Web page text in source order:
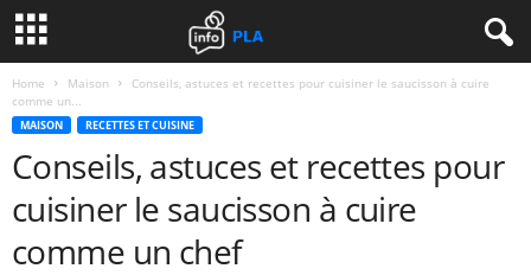
Home Maison
Conseils, astuces et recettes pour cuisiner le saucisson à cuire
comme un...
MAISON RECETTES ET CUISINE
Conseils, astuces et recettes pour
cuisiner le saucisson à cuire
comme un chef